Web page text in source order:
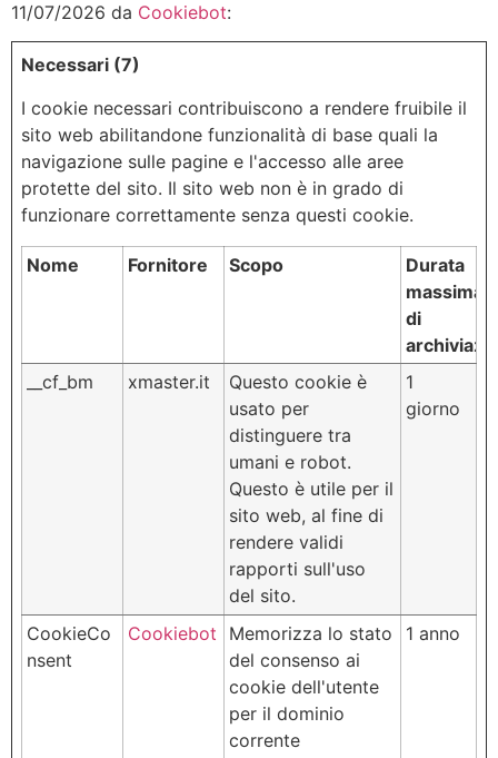
11/07/2026 da Cookiebot:
Necessari (7)
I cookie necessari contribuiscono a rendere fruibile il
sito web abilitandone funzionalità di base quali la
navigazione sulle pagine e l'accesso alle aree
protette del sito. Il sito web non è in grado di
funzionare correttamente senza questi cookie.
Nome Fornitore Scopo
Durata
massima
di
__cf_bm
xmaster.it
Questo cookie è
usato per
distinguere tra
umani e robot.
Questo è utile per il
sito web, al fine di
rendere validi
rapporti sull'uso
del sito.
1
giorno
CookieCo
nsent
Cookiebot
Memorizza lo stato
del consenso ai
cookie dell'utente
per il dominio
corrente
1 anno